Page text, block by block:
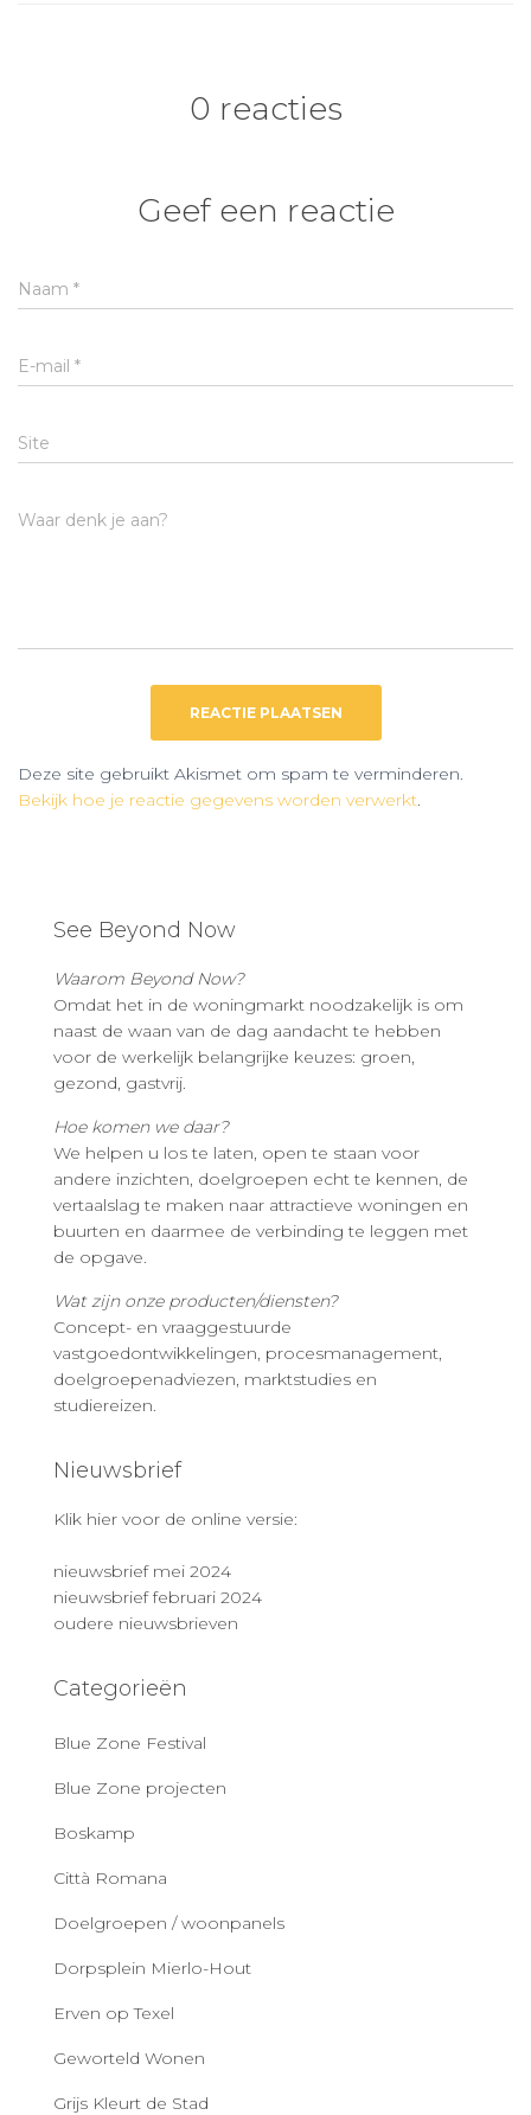
0 reacties
Geef een reactie
Naam *
E-mail *
Site
Waar denk je aan?
Deze site gebruikt Akismet om spam te verminderen.
Bekijk hoe je reactie gegevens worden verwerkt.
See Beyond Now
Waarom Beyond Now?
Omdat het in de woningmarkt noodzakelijk is om
naast de waan van de dag aandacht te hebben
voor de werkelijk belangrijke keuzes: groen,
gezond, gastvrij.
Hoe komen we daar?
We helpen u los te laten, open te staan voor
andere inzichten, doelgroepen echt te kennen, de
vertaalslag te maken naar attractieve woningen en
buurten en daarmee de verbinding te leggen met
de opgave.
Wat zijn onze producten/diensten?
Concept- en vraaggestuurde
vastgoedontwikkelingen, procesmanagement,
doelgroepenadviezen, marktstudies en
studiereizen.
Nieuwsbrief
Klik hier voor de online versie:
nieuwsbrief mei 2024
nieuwsbrief februari 2024
oudere nieuwsbrieven
Categorieën
Blue Zone Festival
Blue Zone projecten
Boskamp
Città Romana
Doelgroepen / woonpanels
Dorpsplein Mierlo-Hout
Erven op Texel
Geworteld Wonen
Grijs Kleurt de Stad